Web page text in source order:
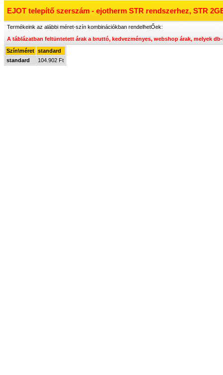
EJOT telepítő szerszám - ejotherm STR rendszerhez, STR
Termékeink az alábbi méret-szín kombinációkban rendelhetŐek:
A táblázatban feltüntetett árak a bruttó, kedvezményes, webshop árak, melyek
Szín\méret standard
standard
104.902 Ft